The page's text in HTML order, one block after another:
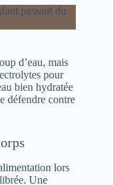
d’eau, mais
pour
bien hydratée
défendre contre
lors
Une